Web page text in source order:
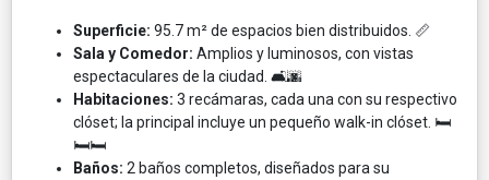
Superficie: 95.7 m² de espacios bien distribuidos. 📏
Sala y Comedor: Amplios y luminosos, con vistas
espectaculares de la ciudad. 🛋️🌆
Habitaciones: 3 recámaras, cada una con su respectivo
clóset; la principal incluye un pequeño walk-in clóset. 🛏️
🛏️🛏️
Baños: 2 baños completos, diseñados para su